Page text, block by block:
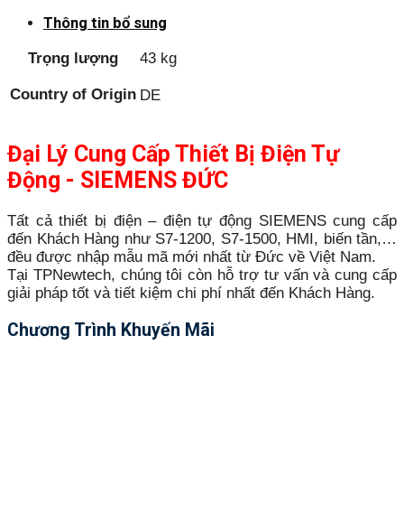
Thông tin bổ sung
Trọng lượng 43 kg
Country of Origin DE
Đại Lý Cung Cấp Thiết Bị Điện Tự
Động - SIEMENS ĐỨC
Tất cả thiết bị điện – điện tự động SIEMENS cung cấp
đến Khách Hàng như S7-1200, S7-1500, HMI, biến tần,…
đều được nhập mẫu mã mới nhất từ Đức về Việt Nam.
Tại TPNewtech, chúng tôi còn hỗ trợ tư vấn và cung cấp
giải pháp tốt và tiết kiệm chi phí nhất đến Khách Hàng.
Chương Trình Khuyến Mãi